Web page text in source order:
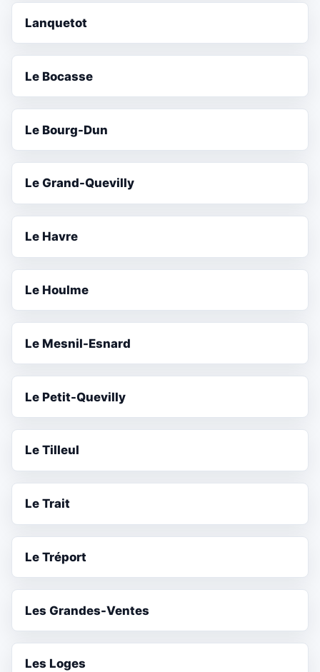
Lanquetot
Le Bocasse
Le Bourg-Dun
Le Grand-Quevilly
Le Havre
Le Houlme
Le Mesnil-Esnard
Le Petit-Quevilly
Le Tilleul
Le Trait
Le Tréport
Les Grandes-Ventes
Les Loges